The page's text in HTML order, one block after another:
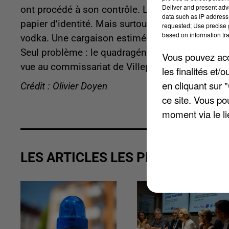
ont procédé à son contrôle. Le conducteur, âgé
papier d’identité. Mais surtout, il a reconnu
vodka. Une cargaison estimée à environ 10.000
Seul problème : le quadragénaire est incapable
vue au commissariat de Villeparisis.
Crédit : Olivier Doyen
LES ARTICLES LES PLUS VUS
Deliver and present
data such as IP
requested; Use precise
based on information
Vous pouvez
les finalités et/
en cliquant sur
ce site. Vous
moment via le